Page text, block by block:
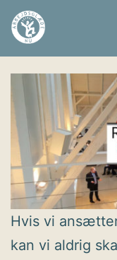
Fortsæt
Arbejdsglæde
Udgivet
Hvis vi
kan vi aldrig